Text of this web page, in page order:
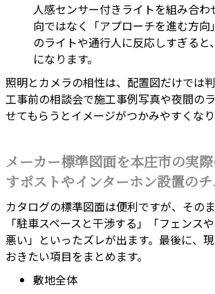
人感センサー付きライトを組み合
向ではなく「アプローチを進む方向
のライトや通行人に反応しすぎると
になります。
照明とカメラの相性は、配置図だけでは
工事前の相談会で施工事例写真や夜間の
せてもらうとイメージがつかみやすくなり
メーカー標準図面を本庄市の実
すポストやインターホン設置の
カタログの標準図面は便利ですが、その
「駐車スペースと干渉する」「フェンス
悪い」といったズレが出ます。最後に、
おきたい項目をまとめます。
敷地全体